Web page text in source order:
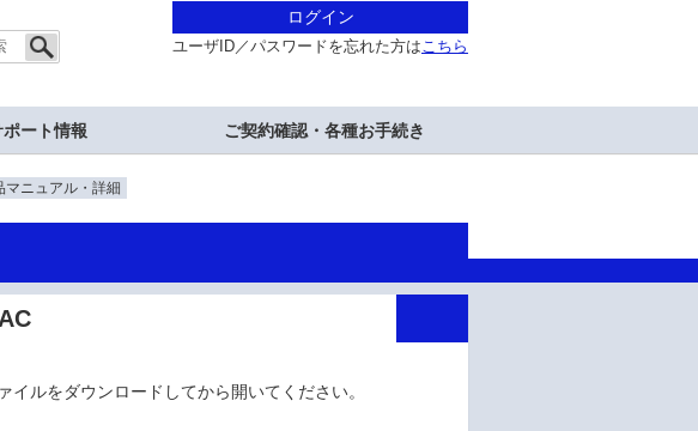
ログイン
ユーザID／パスワードを忘れた方はこちら
ポート情報 ご契約確認・各種お手続き
マニュアル・詳細
ルをダウンロードしてから開いてください。